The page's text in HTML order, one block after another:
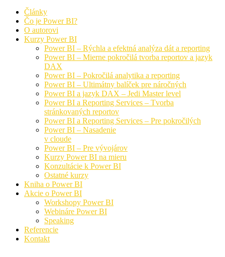
Články
Čo je Power BI?
O autorovi
Kurzy Power BI
Power BI – Rýchla a efektná analýza dát a reporting
Power BI – Mierne pokročilá tvorba reportov a jazyk
DAX
Power BI – Pokročilá analytika a reporting
Power BI – Ultimátny balíček pre náročných
Power BI a jazyk DAX – Jedi Master level
Power BI a Reporting Services – Tvorba
stránkovaných reportov
Power BI a Reporting Services – Pre pokročilých
Power BI – Nasadenie
v cloude
Power BI – Pre vývojárov
Kurzy Power BI na mieru
Konzultácie k Power BI
Ostatné kurzy
Kniha o Power BI
Akcie o Power BI
Workshopy Power BI
Webináre Power BI
Speaking
Referencie
Kontakt